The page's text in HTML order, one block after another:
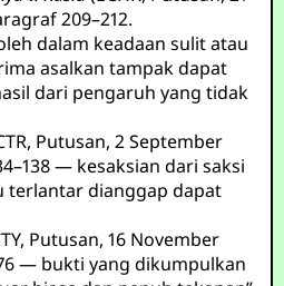
209–212.
dalam keadaan sulit atau
asalkan tampak dapat
dari pengaruh yang tidak
Putusan, 2 September
— kesaksian dari saksi
terlantar dianggap dapat
Putusan, 16 November
— bukti yang dikumpulkan